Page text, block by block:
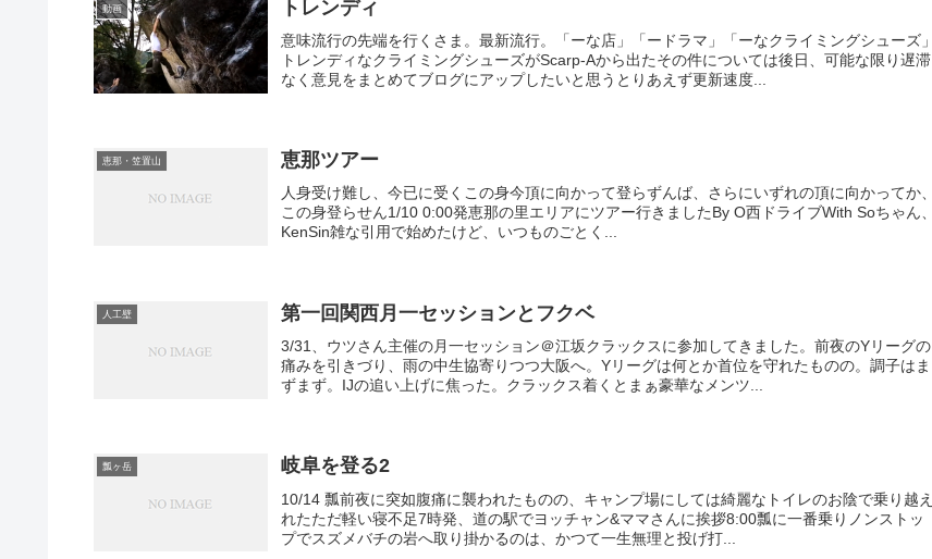
動画 トレンディ
意味流行の先端を行くさま。最新流行。「ーな店」「ードラマ」「ーなクライミングシューズ」
トレンディなクライミングシューズがScarp-Aから出たその件については後日、可能な限り遅滞
なく意見をまとめてブログにアップしたいと思うとりあえず更新速度...
恵那・笠置山 恵那ツアー
人身受け難し、今已に受くこの身今頂に向かって登らずんば、さらにいずれの頂に向かってか、
この身登らせん1/10 0:00発恵那の里エリアにツアー行きましたBy O西ドライブWith Soちゃん、
KenSin雑な引用で始めたけど、いつものごとく...
人工壁 第一回関西月一セッションとフクベ
3/31、ウツさん主催の月一セッション＠江坂クラックスに参加してきました。前夜のYリーグの
痛みを引きづり、雨の中生協寄りつつ大阪へ。Yリーグは何とか首位を守れたものの。調子はま
ずまず。IJの追い上げに焦った。クラックス着くとまぁ豪華なメンツ...
瓢ヶ岳 岐阜を登る2
10/14 瓢前夜に突如腹痛に襲われたものの、キャンプ場にしては綺麗なトイレのお陰で乗り越え
れたただ軽い寝不足7時発、道の駅でヨッチャン&ママさんに挨拶8:00瓢に一番乗りノンストッ
プでスズメバチの岩へ取り掛かるのは、かつて一生無理と投げ打...